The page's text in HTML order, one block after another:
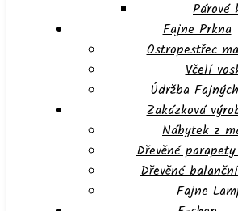
Párové
Fajne Prkna
Ostropestřec
Včelí
Údržba
Zakázková
Nábytek z
Dřevěné
Dřevěné
Fajne